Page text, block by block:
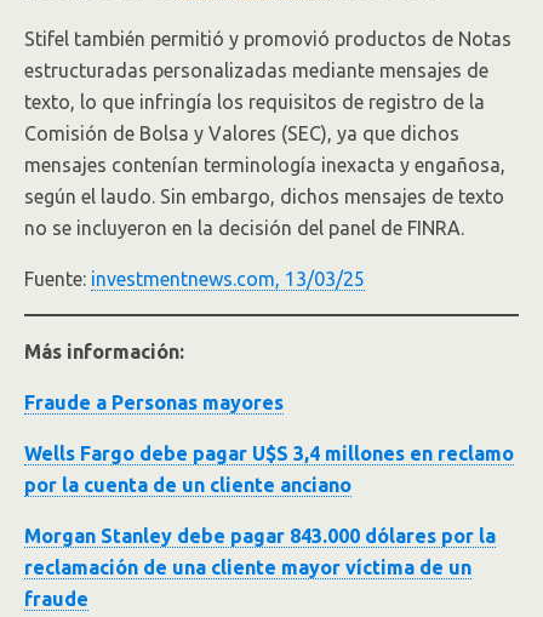
Stifel también permitió y promovió productos de Notas
estructuradas personalizadas mediante mensajes de
texto, lo que infringía los requisitos de registro de la
Comisión de Bolsa y Valores (SEC), ya que dichos
mensajes contenían terminología inexacta y engañosa,
según el laudo. Sin embargo, dichos mensajes de texto
no se incluyeron en la decisión del panel de FINRA.
Fuente: investmentnews.com, 13/03/25
Más información:
Fraude a Personas mayores
Wells Fargo debe pagar U$S 3,4 millones en reclamo
por la cuenta de un cliente anciano
Morgan Stanley debe pagar 843.000 dólares por la
reclamación de una cliente mayor víctima de un
fraude